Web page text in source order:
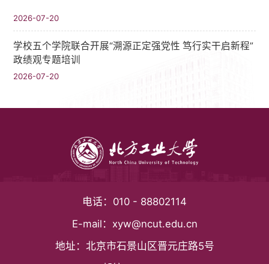
2026-07-20
学校五个学院联合开展“溯源正定强党性 笃行实干启新程”
政绩观专题培训
2026-07-20
电话： 010 - 88802114
E-mail： xyw@ncut.edu.cn
地址： 北京市石景山区晋元庄路5号